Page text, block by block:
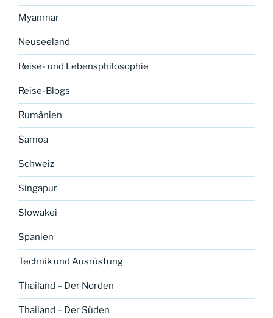
Myanmar
Neuseeland
Reise- und Lebensphilosophie
Reise-Blogs
Rumänien
Samoa
Schweiz
Singapur
Slowakei
Spanien
Technik und Ausrüstung
Thailand – Der Norden
Thailand – Der Süden